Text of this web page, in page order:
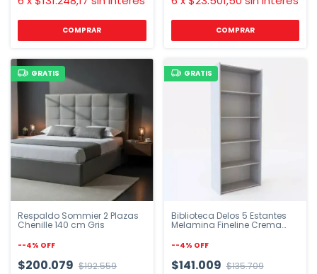
COMPRAR
GRATIS
Respaldo Sommier 2 Plazas
Chenille 140 cm Gris
--4% OFF
$200.079 $192.559
GRATIS
Biblioteca Delos 5 Estantes
Melamina Fineline Crema
--4% OFF
$141.009 $135.709